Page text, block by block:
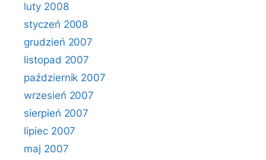
luty 2008
styczeń 2008
grudzień 2007
listopad 2007
październik 2007
wrzesień 2007
sierpień 2007
lipiec 2007
maj 2007